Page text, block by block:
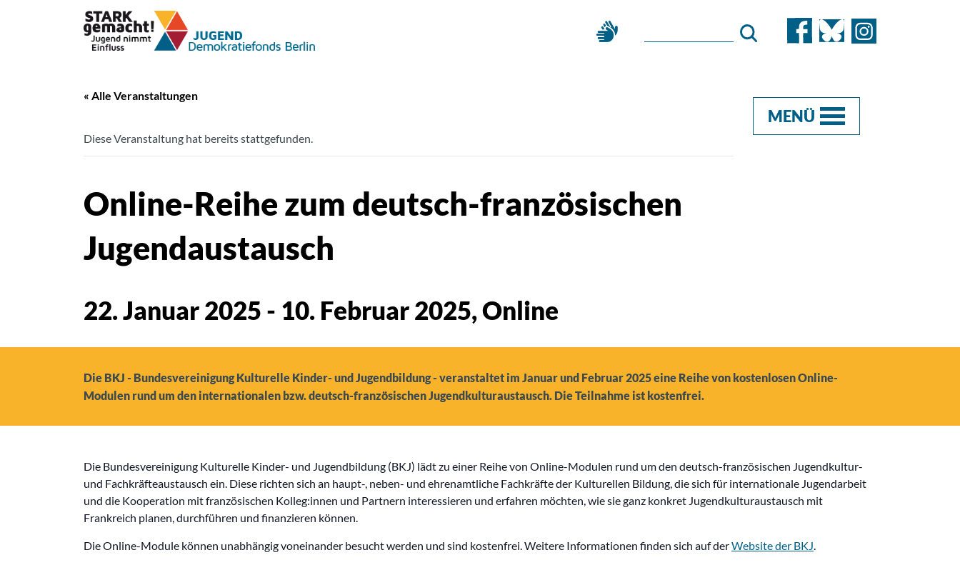
MENÜ
« Alle Veranstaltungen
Diese Veranstaltung hat bereits stattgefunden.
Online-Reihe zum deutsch-französischen
Jugendaustausch
22. Januar 2025 - 10. Februar 2025, Online
Die BKJ - Bundesvereinigung Kulturelle Kinder- und Jugendbildung - veranstaltet im Januar und Februar 2025 eine Reihe von kostenlosen Online-
Modulen rund um den internationalen bzw. deutsch-französischen Jugendkulturaustausch. Die Teilnahme ist kostenfrei.
Die Bundesvereinigung Kulturelle Kinder- und Jugendbildung (BKJ) lädt zu einer Reihe von Online-Modulen rund um den deutsch-französischen Jugendkultur-
und Fachkräfteaustausch ein. Diese richten sich an haupt-, neben- und ehrenamtliche Fachkräfte der Kulturellen Bildung, die sich für internationale Jugendarbeit
und die Kooperation mit französischen Kolleg:innen und Partnern interessieren und erfahren möchten, wie sie ganz konkret Jugendkulturaustausch mit
Frankreich planen, durchführen und finanzieren können.
Die Online-Module können unabhängig voneinander besucht werden und sind kostenfrei. Weitere Informationen finden sich auf derWebsite der BKJ.